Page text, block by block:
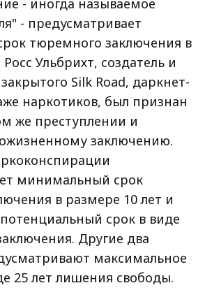
- иногда называемое
- предусматривает
тюремного заключения в
Ульбрихт, создатель и
Silk Road, даркнет-
наркотиков, был признан
же преступлении и
заключению.
минимальный срок
в размере 10 лет и
срок в виде
Другие два
максимальное
25 лет лишения свободы.